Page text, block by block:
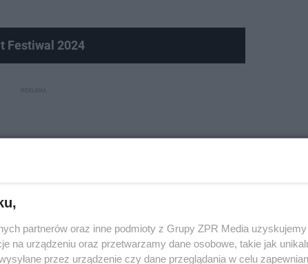
Festiwal 2024
partnerów oraz inne podmioty z Grupy ZPR Media
na urządzeniu oraz przetwarzamy dane osobowe, takie jak
przez urządzenie czy dane przeglądania w celu